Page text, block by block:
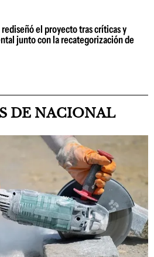
el proyecto tras críticas y
junto con la recategorización de
DE NACIONAL